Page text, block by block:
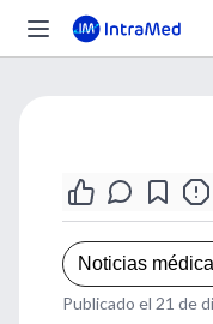
Noticias
Publicado el 21 de